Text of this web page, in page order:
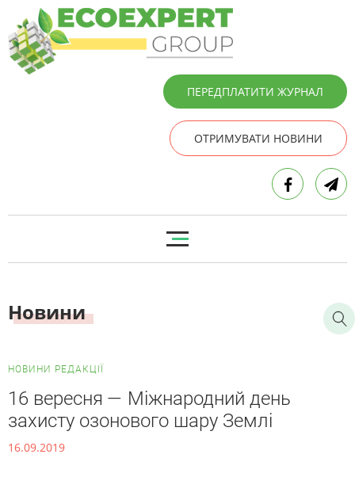
ПЕРЕДПЛАТИТИ ЖУРНАЛ
ОТРИМУВАТИ НОВИНИ
Новини
НОВИНИ РЕДАКЦІЇ
16 вересня — Міжнародний день
захисту озонового шару Землі
16.09.2019